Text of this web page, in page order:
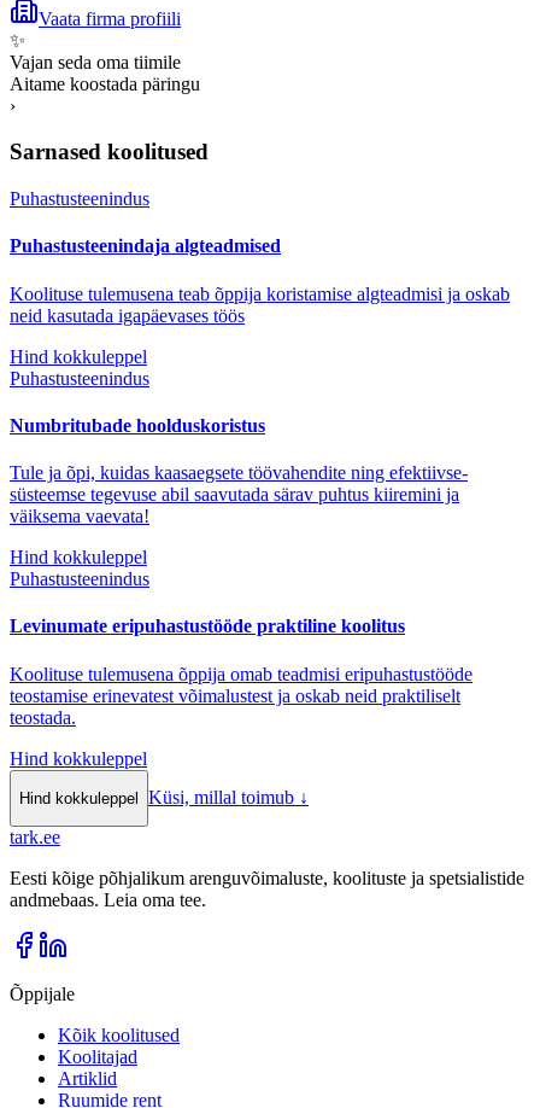
Vaata firma profiili
✨
Vajan seda oma tiimile
Aitame koostada päringu
›
Sarnased koolitused
Puhastusteenindus
Puhastusteenindaja algteadmised
Koolituse tulemusena teab õppija koristamise algteadmisi ja oskab
neid kasutada igapäevases töös
Hind kokkuleppel
Puhastusteenindus
Numbritubade hoolduskoristus
Tule ja õpi, kuidas kaasaegsete töövahendite ning efektiivse-
süsteemse tegevuse abil saavutada särav puhtus kiiremini ja
väiksema vaevata!
Hind kokkuleppel
Puhastusteenindus
Levinumate eripuhastustööde praktiline koolitus
Koolituse tulemusena õppija omab teadmisi eripuhastustööde
teostamise erinevatest võimalustest ja oskab neid praktiliselt
teostada.
Hind kokkuleppel
Hind kokkuleppel Küsi, millal toimub ↓
tark.ee
Eesti kõige põhjalikum arenguvõimaluste, koolituste ja spetsialistide
andmebaas. Leia oma tee.
Õppijale
Kõik koolitused
Koolitajad
Artiklid
Ruumide rent